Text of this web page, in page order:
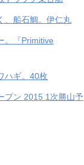
、船石鯛。伊仁丸
。『Primitive
ハギ。40枚
プン 2015 1次勝山予